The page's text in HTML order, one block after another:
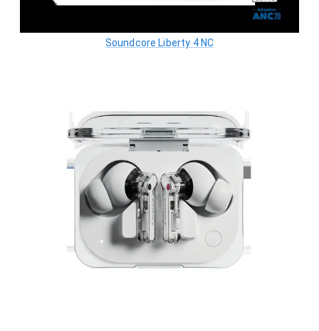
Soundcore Liberty 4 NC